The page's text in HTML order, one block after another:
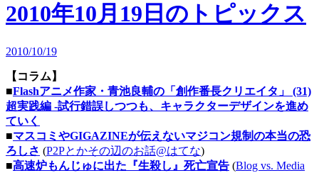
2010年10月19日のトピックス
2010/10/19
【コラム】
■Flashアニメ作家・青池良輔の「創作番長クリエイタ」 (31)
超実践編 -試行錯誤しつつも、キャラクターデザインを進め
ていく
■マスコミやGIGAZINEが伝えないマジコン規制の本当の恐
ろしさ (P2Pとかその辺のお話@はてな)
■高速炉もんじゅに出た『生殺し』死亡宣告 (Blog vs. Media